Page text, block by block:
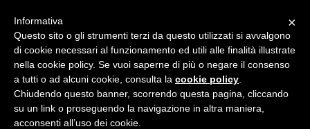
×
Informativa
Questo sito o gli strumenti terzi da questo utilizzati si avvalgono
di cookie necessari al funzionamento ed utili alle finalità illustrate
nella cookie policy. Se vuoi saperne di più o negare il consenso
a tutti o ad alcuni cookie, consulta la cookie policy
Chiudendo questo banner, scorrendo questa pagina, cliccando
su un link o proseguendo la navigazione in altra maniera,
acconsenti all’uso dei cookie.